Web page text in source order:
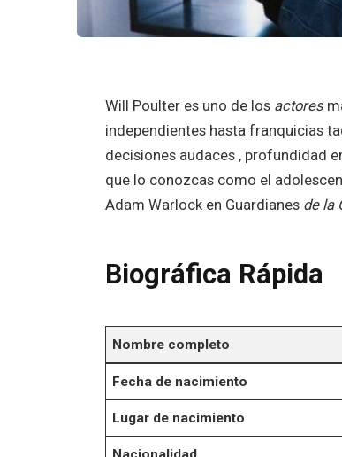
Will Poulter es uno de los actores
independientes hasta franquicias
decisiones audaces , profundidad
que lo conozcas como el
Adam Warlock en Guardianes de la
Biográfica Rápida
Nombre completo
Fecha de nacimiento
Lugar de nacimiento